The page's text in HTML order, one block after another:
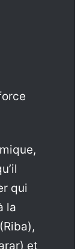
qui
la
et